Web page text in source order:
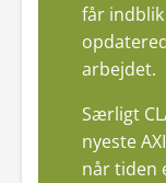
får
arbejdet.
Særligt
nyeste
når tiden